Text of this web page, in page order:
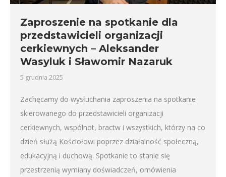
Zaproszenie na spotkanie dla
przedstawicieli organizacji
cerkiewnych – Aleksander
Wasyluk i Sławomir Nazaruk
5 grudnia 2025
Zachęcamy do wysłuchania zaproszenia na spotkanie
skierowanego do przedstawicieli organizacji
cerkiewnych, wspólnot, bractw i wszystkich, którzy na co
dzień służą Kościołowi poprzez działalność społeczną,
edukacyjną i duchową. Spotkanie to stanie się
przestrzenią wymiany doświadczeń, omówienia